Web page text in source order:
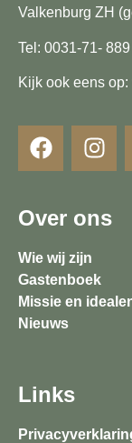
Valkenburg ZH
Tel: 0031-71-
Kijk ook eens op:
Over ons
Wie wij zijn
Gastenboek
Missie en
Nieuws
Links